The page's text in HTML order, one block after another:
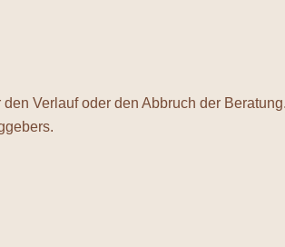
Verlauf oder den Abbruch der